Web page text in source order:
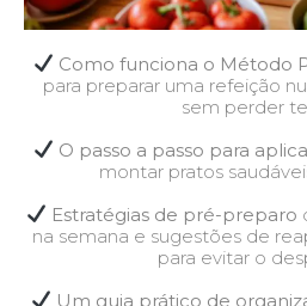
Como funciona o Método
para preparar uma refeição
sem perder
O passo a passo para
montar pratos
Estratégias de pré-preparo
na semana e sugestões de
para evitar o
Um guia prático de